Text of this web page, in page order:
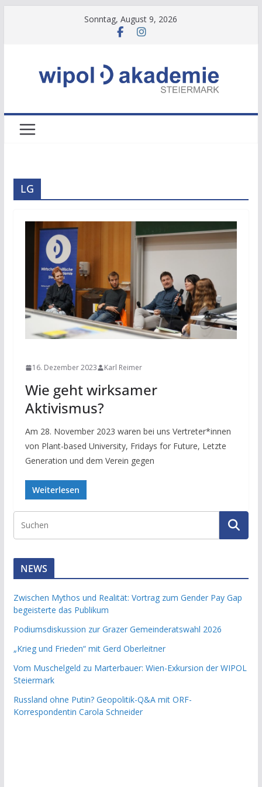
Sonntag, August 9, 2026
LG
16. Dezember 2023 Karl Reimer
Wie geht wirksamer
Aktivismus?
Am 28. November 2023 waren bei uns Vertreter*innen
von Plant-based University, Fridays for Future, Letzte
Generation und dem Verein gegen
Weiterlesen
NEWS
Zwischen Mythos und Realität: Vortrag zum Gender Pay Gap
begeisterte das Publikum
Podiumsdiskussion zur Grazer Gemeinderatswahl 2026
„Krieg und Frieden“ mit Gerd Oberleitner
Vom Muschelgeld zu Marterbauer: Wien-Exkursion der WIPOL
Steiermark
Russland ohne Putin? Geopolitik-Q&A mit ORF-
Korrespondentin Carola Schneider